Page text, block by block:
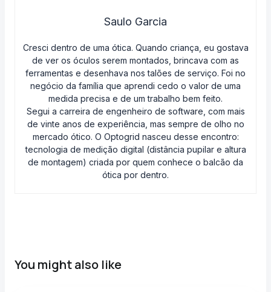
Saulo Garcia
Cresci dentro de uma ótica. Quando criança, eu gostava
de ver os óculos serem montados, brincava com as
ferramentas e desenhava nos talões de serviço. Foi no
negócio da família que aprendi cedo o valor de uma
medida precisa e de um trabalho bem feito.
Segui a carreira de engenheiro de software, com mais
de vinte anos de experiência, mas sempre de olho no
mercado ótico. O Optogrid nasceu desse encontro:
tecnologia de medição digital (distância pupilar e altura
de montagem) criada por quem conhece o balcão da
ótica por dentro.
You might also like